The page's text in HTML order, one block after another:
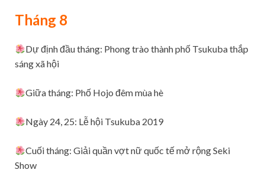
Tháng 8
Dự định đầu tháng: Phong trào thành phố Tsukuba thắp
sáng xã hội
Giữa tháng: Phố Hojo đêm mùa hè
Ngày 24, 25: Lễ hội Tsukuba 2019
Cuối tháng: Giải quần vợt nữ quốc tế mở rộng Seki
Show